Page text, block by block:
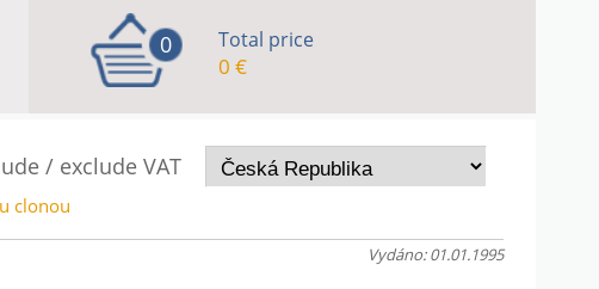
0 Total price
0 €
/ exclude VAT
clonou
Vydáno: 01.01.1995